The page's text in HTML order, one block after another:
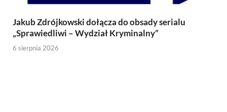
Jakub Zdrójkowski dołącza do obsady serialu
„Sprawiedliwi – Wydział Kryminalny”
6 sierpnia 2026